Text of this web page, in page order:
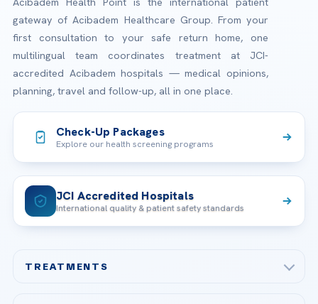
gateway of Acibadem Healthcare Group. From your
first consultation to your safe return home, one
multilingual team coordinates treatment at JCI-
accredited Acibadem hospitals — medical opinions,
planning, travel and follow-up, all in one place.
Check-Up Packages
Explore our health screening programs
JCI Accredited Hospitals
International quality & patient safety standards
TREATMENTS